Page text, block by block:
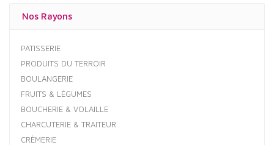
Nos Rayons
PATISSERIE
PRODUITS DU TERROIR
BOULANGERIE
FRUITS & LÉGUMES
BOUCHERIE & VOLAILLE
CHARCUTERIE & TRAITEUR
CRÈMERIE